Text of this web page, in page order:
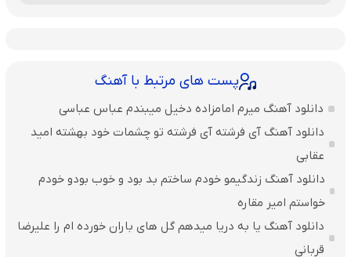
پست های مرتبط با آهنگ
دانلود آهنگ میرم امامزاده دخیل میبندم عباس عباسی
دانلود آهنگ آی فرشته آی فرشته تو چشمات خود بهشته امید
عقابی
دانلود آهنگ زندگیمو خودم ساختم بد بود و خوب بودو خودم
خواستم امیر مقاره
دانلود آهنگ یا به دریا میدهم گل های باران‌ خورده ام را علیرضا
قربانی